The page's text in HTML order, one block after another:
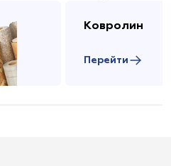
Ковролин
Перейти